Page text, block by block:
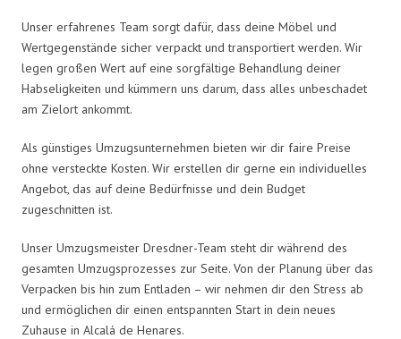
Unser erfahrenes Team sorgt dafür, dass deine Möbel und
Wertgegenstände sicher verpackt und transportiert werden. Wir
legen großen Wert auf eine sorgfältige Behandlung deiner
Habseligkeiten und kümmern uns darum, dass alles unbeschadet
am Zielort ankommt.
Als günstiges Umzugsunternehmen bieten wir dir faire Preise
ohne versteckte Kosten. Wir erstellen dir gerne ein individuelles
Angebot, das auf deine Bedürfnisse und dein Budget
zugeschnitten ist.
Unser Umzugsmeister Dresdner-Team steht dir während des
gesamten Umzugsprozesses zur Seite. Von der Planung über das
Verpacken bis hin zum Entladen – wir nehmen dir den Stress ab
und ermöglichen dir einen entspannten Start in dein neues
Zuhause in Alcalá de Henares.